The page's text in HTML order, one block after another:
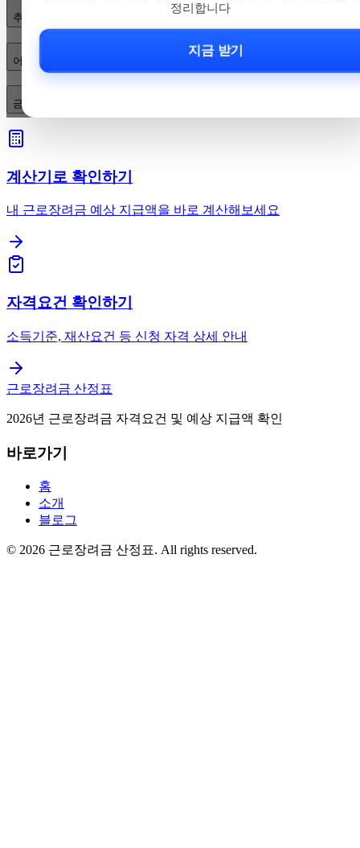
정리합니다
지금 받기
추간공확장술의 적응증은 무엇인가요?
어떤 임상·영상 소견이 시술 적합성을 결정하나요?
금기·위험요인과 수술 전 검사·예후는 어떻게 되나요?
계산기로 확인하기
내 근로장려금 예상 지급액을 바로 계산해보세요
자격요건 확인하기
소득기준, 재산요건 등 신청 자격 상세 안내
근로장려금 산정표
2026년 근로장려금 자격요건 및 예상 지급액 확인
바로가기
홈
소개
블로그
© 2026 근로장려금 산정표. All rights reserved.